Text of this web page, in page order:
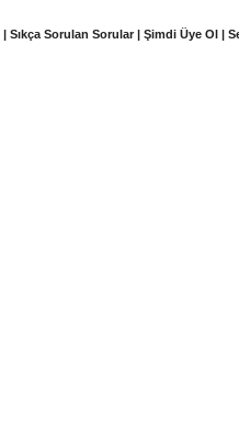
| Sıkça Sorulan Sorular | Şimdi Üye Ol |